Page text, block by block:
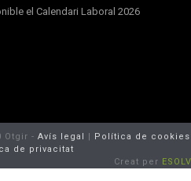
el Calendari Laboral 2026
Otgir - Avís legal
Política de
de privacitat
Creat per